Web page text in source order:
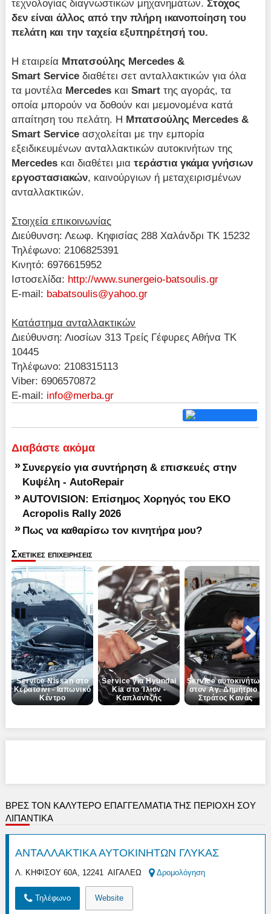
τεχνολογίας διαγνωστικών μηχανημάτων.Στόχος
δεν είναι άλλος από την πλήρη ικανοποίηση του
πελάτη και την ταχεία εξυπηρέτησή του.
Η εταιρεία Μπατσούλης Mercedes &
Smart Service διαθέτει σετ ανταλλακτικών για όλα
τα μοντέλα Mercedes καιSmartτης αγοράς, τα
οποία μπορούν να δοθούν και μεμονομένα κατά
απαίτηση του πελάτη. H Μπατσούλης Mercedes &
Smart Serviceασχολείται με την εμπορία
εξειδικευμένων ανταλλακτικών αυτοκινήτων της
Mercedes και διαθέτει μιατεράστια γκάμα γνήσιων
εργοστασιακών, καινούργιων ή μεταχειρισμένων
ανταλλακτικών.
Στοιχεία επικοινωνίας
Διεύθυνση: Λεωφ. Κηφισίας 288 Χαλάνδρι ΤΚ 15232
Τηλέφωνο: 2106825391
Κινητό: 6976615952
Ιστοσελίδα: http://www.sunergeio-batsoulis.gr
E-mail: babatsoulis@yahoo.gr
Κατάστημα ανταλλακτικών
Διεύθυνση: Λιοσίων 313 Τρείς Γέφυρες Αθήνα ΤΚ
10445
Τηλέφωνο: 2108315113
Viber: 6906570872
E-mail: info@merba.gr
Διαβάστε ακόμα
» Συνεργείο για συντήρηση & επισκευές στην
Κυψέλη - AutoRepair
» AUTOVISION: Επίσημος Χορηγός του EKO
Acropolis Rally 2026
» Πως να καθαρίσω τον κινητήρα μου?
Σχετικες επιχειρησεις
Service Nissan στο
Κερατσίνι - Ιαπωνικό
Κέντρο
Service για Hyundai
Kia στο Ίλιον -
Καπλαντζής
Service αυτοκινήτων
στον Αγ. Δημήτριο -
Στράτος Κανάς
Next
Pause
ΒΡΕΣ ΤΟΝ ΚΑΛΎΤΕΡΟ ΕΠΑΓΓΕΛΜΑΤΊΑ ΤΗΣ ΠΕΡΙΟΧΉ ΣΟΥ
ΛΙΠΑΝΤΙΚΑ
ΑΝΤΑΛΛΑΚΤΙΚΑ ΑΥΤΟΚΙΝΗΤΩΝ ΓΛΥΚΑΣ
Λ. ΚΗΦΙΣΟΥ 60Α, 12241 ΑΙΓΑΛΕΩ Δρομολόγηση
Τηλέφωνο Website